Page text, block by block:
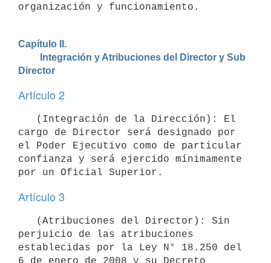
organización y funcionamiento.
Capítulo II.
Director
Artículo 2
cargo de Director será designado por
el Poder Ejecutivo como de particular
confianza y será ejercido mínimamente
Artículo 3
perjuicio de las atribuciones
establecidas por la Ley N° 18.250 del